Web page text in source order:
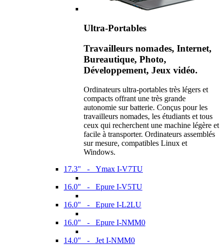
Ultra-Portables
Travailleurs nomades, Internet,
Bureautique, Photo,
Développement, Jeux vidéo.
Ordinateurs ultra-portables très légers et
compacts offrant une très grande
autonomie sur batterie. Conçus pour les
travailleurs nomades, les étudiants et tous
ceux qui recherchent une machine légère et
facile à transporter. Ordinateurs assemblés
sur mesure, compatibles Linux et
Windows.
17.3" - Ymax I-V7TU
16.0" - Epure I-V5TU
16.0" - Epure I-L2LU
16.0" - Epure I-NMM0
14.0" - Jet I-NMM0